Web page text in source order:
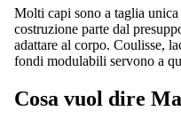
Molti capi sono a taglia
costruzione parte dal
adattare al corpo. Coulisse,
fondi modulabili servono a
Cosa vuol dire